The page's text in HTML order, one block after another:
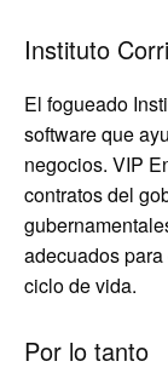
Instituto
El fogueado
software que
negocios. VIP
contratos del
adecuados
ciclo de vida.
Por lo tanto